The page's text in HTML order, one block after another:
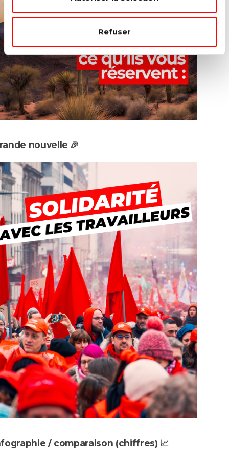
Refuser
nouvelle 🎉
/ comparaison (chiffres) 📈